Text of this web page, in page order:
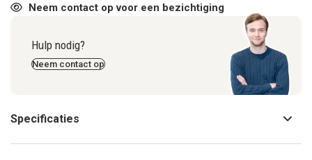
Neem contact op voor een bezichtiging
Hulp nodig?
Neem contact op
Specificaties